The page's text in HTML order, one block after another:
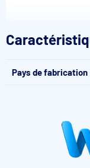
Atouts du Volet
Pays de fabrication